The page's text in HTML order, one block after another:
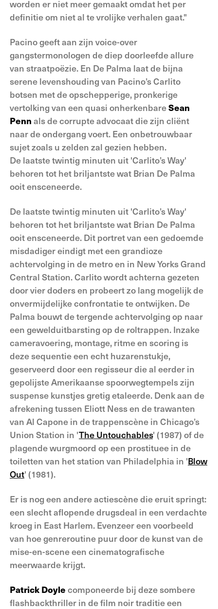
worden er niet meer gemaakt omdat het per
definitie om niet al te vrolijke verhalen gaat."
Pacino geeft aan zijn voice-over
gangstermonologen de diep doorleefde allure
van straatpoëzie. En De Palma laat de bijna
serene levenshouding van Pacino’s Carlito
botsen met de opschepperige, pronkerige
vertolking van een quasi onherkenbareSean
Penn als de corrupte advocaat die zijn cliënt
naar de ondergang voert. Een onbetrouwbaar
sujet zoals u zelden zal gezien hebben.
De laatste twintig minuten uit 'Carlito’s Way'
behoren tot het briljantste wat Brian De Palma
ooit ensceneerde.
De laatste twintig minuten uit 'Carlito’s Way'
behoren tot het briljantste wat Brian De Palma
ooit ensceneerde. Dit portret van een gedoemde
misdadiger eindigt met een grandioze
achtervolging in de metro en in New Yorks Grand
Central Station. Carlito wordt achterna gezeten
door vier doders en probeert zo lang mogelijk de
onvermijdelijke confrontatie te ontwijken. De
Palma bouwt de tergende achtervolging op naar
een gewelduitbarsting op de roltrappen. Inzake
cameravoering, montage, ritme en scoring is
deze sequentie een echt huzarenstukje,
geserveerd door een regisseur die al eerder in
gepolijste Amerikaanse spoorwegtempels zijn
suspense kunstjes gretig etaleerde. Denk aan de
afrekening tussen Eliott Ness en de trawanten
van Al Capone in de trappenscène in Chicago’s
Union Station in 'The Untouchables' (1987) of de
plagende wurgmoord op een prostituee in de
toiletten van het station van Philadelphia in 'Blow
Out' (1981).
Er is nog een andere actiescène die eruit springt:
een slecht aflopende drugsdeal in een verdachte
kroeg in East Harlem. Evenzeer een voorbeeld
van hoe genreroutine puur door de kunst van de
mise-en-scene een cinematografische
meerwaarde krijgt.
Patrick Doyle componeerde bij deze sombere
flashbackthriller in de film noir traditie een